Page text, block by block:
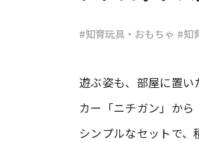
#知育玩具・おもちゃ #知
遊ぶ姿も、部屋に置
カー「ニチガン」か
シンプルなセットで